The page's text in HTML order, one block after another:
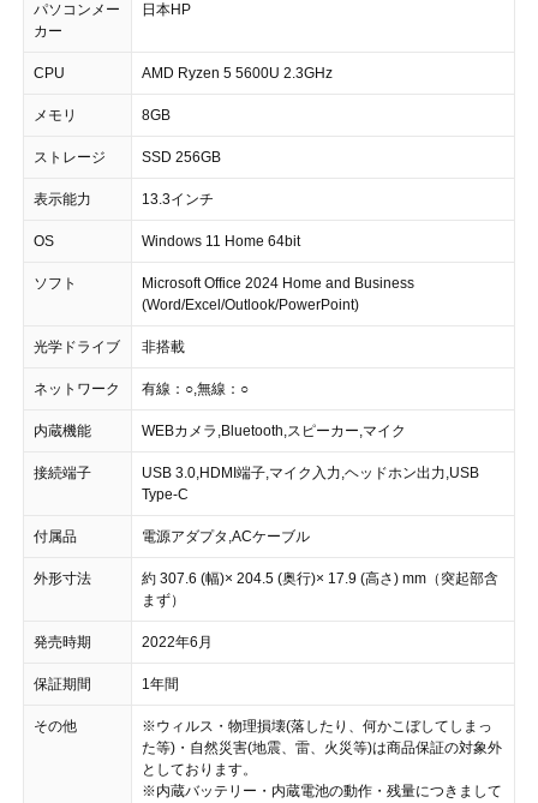
パソコンメー
カー
日本HP
CPU AMD Ryzen 5 5600U 2.3GHz
メモリ 8GB
ストレージ SSD 256GB
表示能力 13.3インチ
OS Windows 11 Home 64bit
ソフト
Microsoft Office 2024 Home and Business
(Word/Excel/Outlook/PowerPoint)
光学ドライブ 非搭載
ネットワーク 有線：○,無線：○
内蔵機能 WEBカメラ,Bluetooth,スピーカー,マイク
接続端子
USB 3.0,HDMI端子,マイク入力,ヘッドホン出力,USB
Type-C
付属品 電源アダプタ,ACケーブル
外形寸法
約 307.6 (幅)× 204.5 (奥行)× 17.9 (高さ) mm（突起部含
まず）
発売時期 2022年6月
保証期間 1年間
その他
※ウィルス・物理損壊(落したり、何かこぼしてしまっ
た等)・自然災害(地震、雷、火災等)は商品保証の対象外
としております。
※内蔵バッテリー・内蔵電池の動作・残量につきまして